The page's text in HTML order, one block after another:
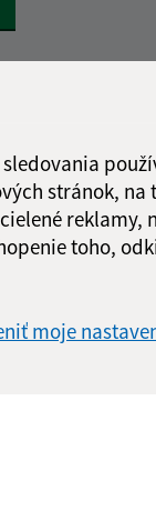
stránok, na
reklamy,
toho,
moje